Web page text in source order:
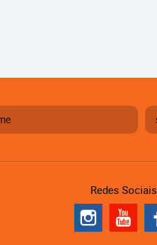
Redes Sociais